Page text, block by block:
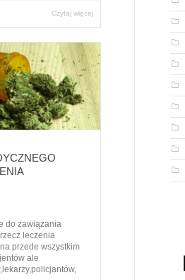
Czytaj więcej
do zawiązania
leczenia
przede wszystkim
ale